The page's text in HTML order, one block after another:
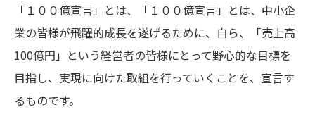
「１００億宣言」とは、「１００億宣言」とは、中小企
業の皆様が飛躍的成長を遂げるために、自ら、「売上高
100億円」という経営者の皆様にとって野心的な目標を
目指し、実現に向けた取組を行っていくことを、宣言す
るものです。